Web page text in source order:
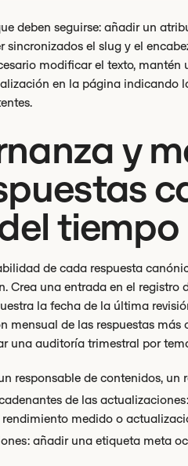
deben seguirse: añadir un
sincronizados el slug y el
modificar el texto,
en la página indicando
y
tiempo
de cada respuesta
Crea una entrada en el
la fecha de la última
mensual de las respuestas
una auditoría trimestral por
responsable de contenidos, un
de las
rendimiento medido o
añadir una etiqueta meta